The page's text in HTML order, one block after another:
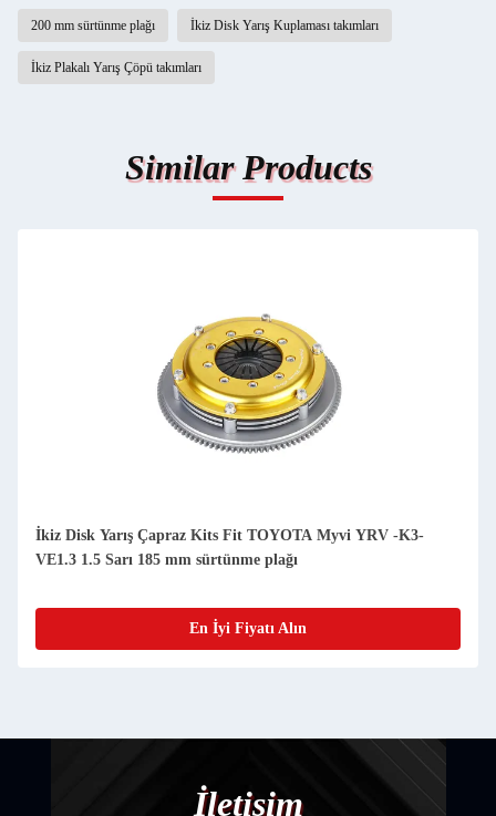
200 mm sürtünme plağı İkiz Disk Yarış Kuplaması takımları
İkiz Plakalı Yarış Çöpü takımları
Similar Products
İkiz Disk Yarış Çapraz Kits Fit TOYOTA Myvi YRV -K3-
VE1.3 1.5 Sarı 185 mm sürtünme plağı
En İyi Fiyatı Alın
İletişim